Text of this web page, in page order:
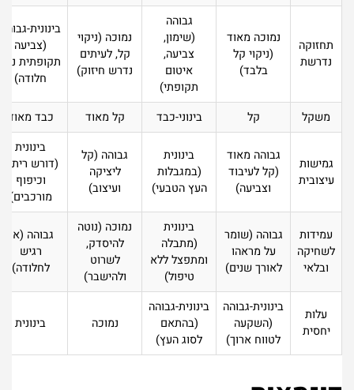
תחזוקה
נדרשת
נמוכה מאוד
(ניקוי קל
בלבד)
גבוהה
(שימון,
צביעה,
איטום
תקופתי)
נמוכה (ניקוי
קל, לעיתים
נדרש חיזוק)
בינונית-גבוהה
(צביעה
תקופתית נגד
חלודה)
משקל קל בינוני-כבד קל מאוד כבד מאוד
גמישות
עיצובית
גבוהה מאוד
(קל לעיבוד
וצביעה)
בינונית
(במגבלות
העץ הטבעי)
גבוהה (קל
ליציקה
ועיצוב)
בינונית
(דורש ריתוך
וכיפוף
מורכבים)
עמידות
לשחיקה
ובלאי
גבוהה (שומר
על מראהו
לאורך שנים)
בינונית
(מתבלה
ומתפצל ללא
טיפול)
נמוכה (נוטה
להיסדק,
לשרוט
ולהישבר)
גבוהה (אך
רגיש
לחלודה)
עלות
יחסית
בינונית-גבוהה
(השקעה
לטווח ארוך)
בינונית-גבוהה
(בהתאם
לסוג העץ)
נמוכה בינונית